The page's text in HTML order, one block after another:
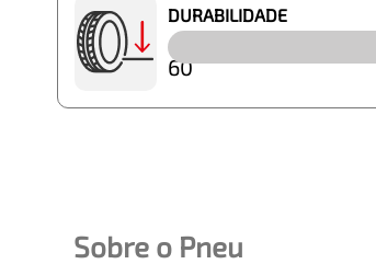
DURABILIDADE
60
Sobre o Pneu